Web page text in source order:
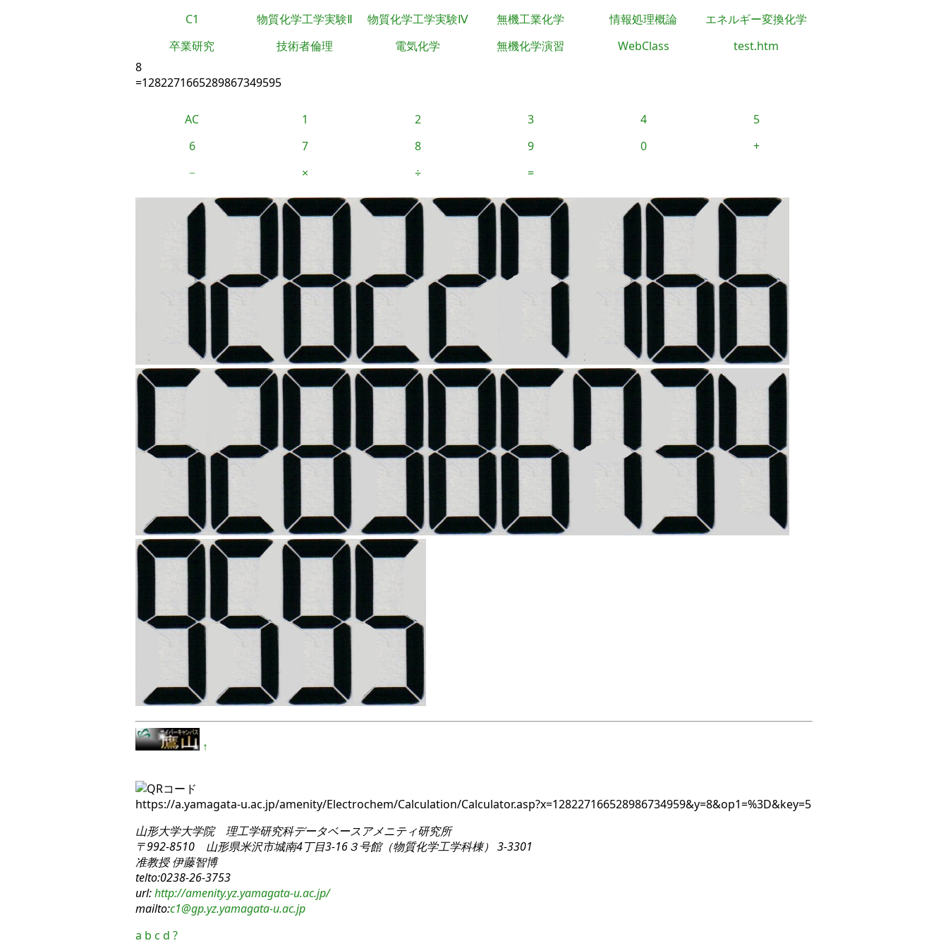
C1 物質化学工学実験Ⅱ 物質化学工学実験Ⅳ 無機工業化学 情報処理概論
エネルギー変換化学
卒業研究
技術者倫理 電気化学 無機化学演習 WebClass
test.htm
8
=1282271665289867349595
AC 1 2 3 4
5
6
7 8 9 0
+
−
× ÷ =
↑
https://a.yamagata-u.ac.jp/amenity/Electrochem/Calculation/Calculator.asp?x=128227166528986734959&y=8&op1=%3D&key=5
山形大学大学院 理工学研究科データベースアメニティ研究所
〒992-8510 山形県米沢市城南4丁目3-16３号館（物質化学工学科棟） 3-3301
准教授 伊藤智博
telto:0238-26-3753
url:http://amenity.yz.yamagata-u.ac.jp/
mailto:c1@gp.yz.yamagata-u.ac.jp
a b c d ?